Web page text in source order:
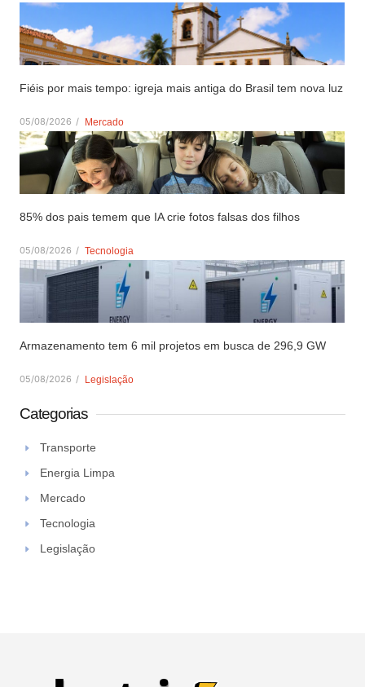
Fiéis por mais tempo: igreja mais antiga do Brasil tem nova luz
05/08/2026 / Mercado
85% dos pais temem que IA crie fotos falsas dos filhos
05/08/2026 / Tecnologia
Armazenamento tem 6 mil projetos em busca de 296,9 GW
05/08/2026 / Legislação
Categorias
Transporte
Energia Limpa
Mercado
Tecnologia
Legislação